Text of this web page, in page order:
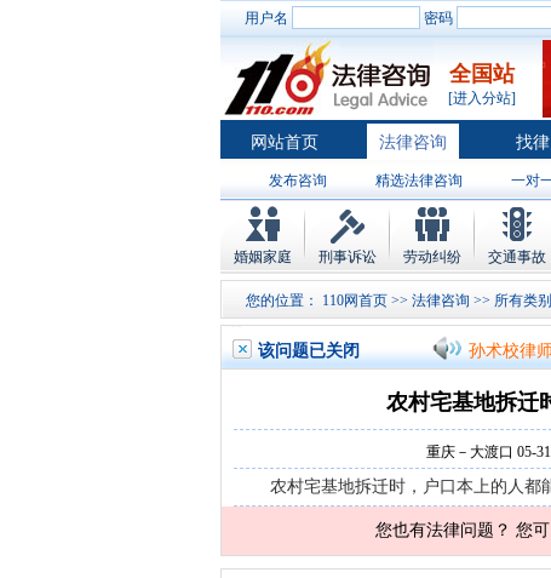
用户名 密码
全国站
[进入分站]
网站首页 法律咨询 找
发布咨询 精选法律咨询 一对
律师排行
婚姻家庭 刑事诉讼 劳动纠纷 交通事故
您的位置： 110网首页 >> 法律咨询 >> 所有类别
该问题已关闭
孙术校律
孙术校律
孙术校律
孙术校律
孙术校律师
孙术校律
孙术校律师
农村宅基地拆迁
重庆－大渡口 05-
农村宅基地拆迁时，户口本上的人都
您也有法律问题？ 您